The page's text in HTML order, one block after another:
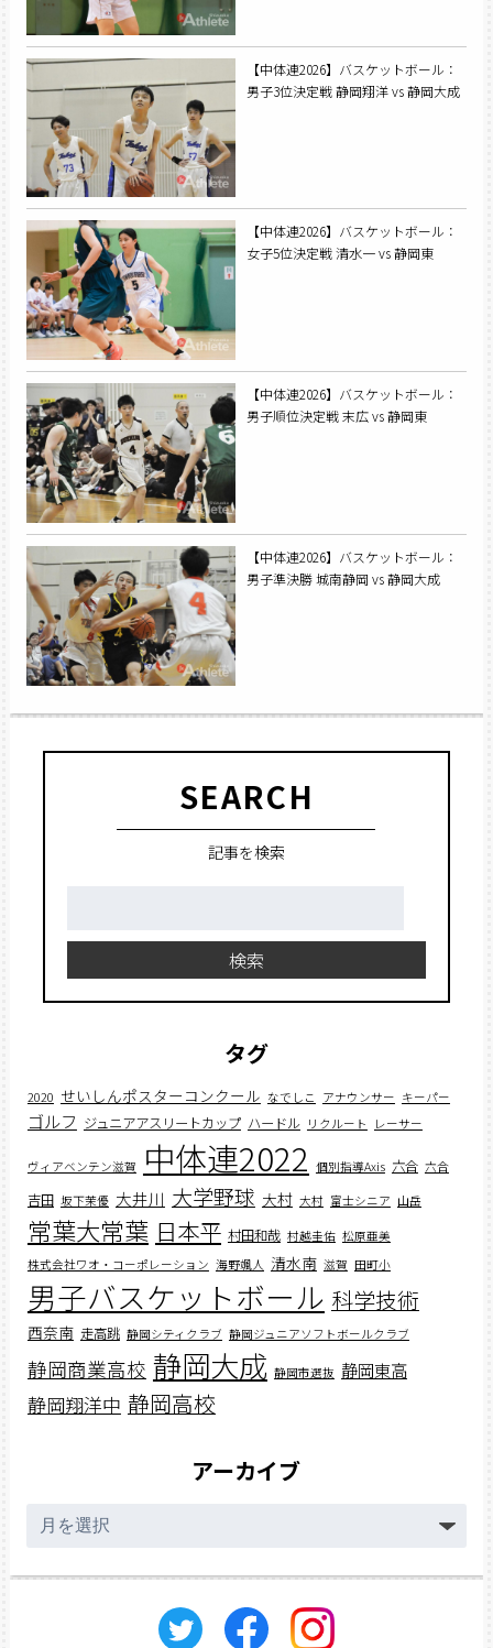
【中体連2026】バスケットボール：
男子3位決定戦 静岡翔洋 vs 静岡大成
【中体連2026】バスケットボール：
女子5位決定戦 清水一 vs 静岡東
【中体連2026】バスケットボール：
男子順位決定戦 末広 vs 静岡東
【中体連2026】バスケットボール：
男子準決勝 城南静岡 vs 静岡大成
SEARCH
記事を検索
検索
タグ
2020 せいしんポスターコンクール なでしこ アナウンサー キーパー
ゴルフ ジュニアアスリートカップ ハードル リクルート レーサー
ヴィアベンテン滋賀 中体連2022 個別指導Axis 六合 六合
吉田 坂下茉優 大井川 大学野球 大村 大村 富士シニア 山岳
常葉大常葉 日本平 村田和哉 村越圭佑 松原亜美
株式会社ワオ・コーポレーション 海野颯人 清水南 滋賀 田町小
男子バスケットボール 科学技術
西奈南 走高跳 静岡シティクラブ 静岡ジュニアソフトボールクラブ
静岡商業高校 静岡大成 静岡市選抜 静岡東高
静岡翔洋中 静岡高校
アーカイブ
ー